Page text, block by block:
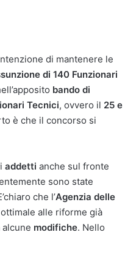
di mantenere le
di 140 Funzionari
bando di
Tecnici, ovvero il 25 e
è che il concorso si
addetti anche sul fronte
sono state
che l’Agenzia delle
alle riforme già
modifiche. Nello